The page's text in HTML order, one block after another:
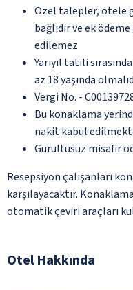
Özel talepler, otele
bağlıdır ve ek
edilemez
Yarıyıl tatili
az 18 yaşında
Vergi No. -
Bu konaklama
nakit kabul
Gürültüsüz misafir
Resepsiyon çalışanları
karşılayacaktır.
otomatik çeviri araçları
Otel Hakkında